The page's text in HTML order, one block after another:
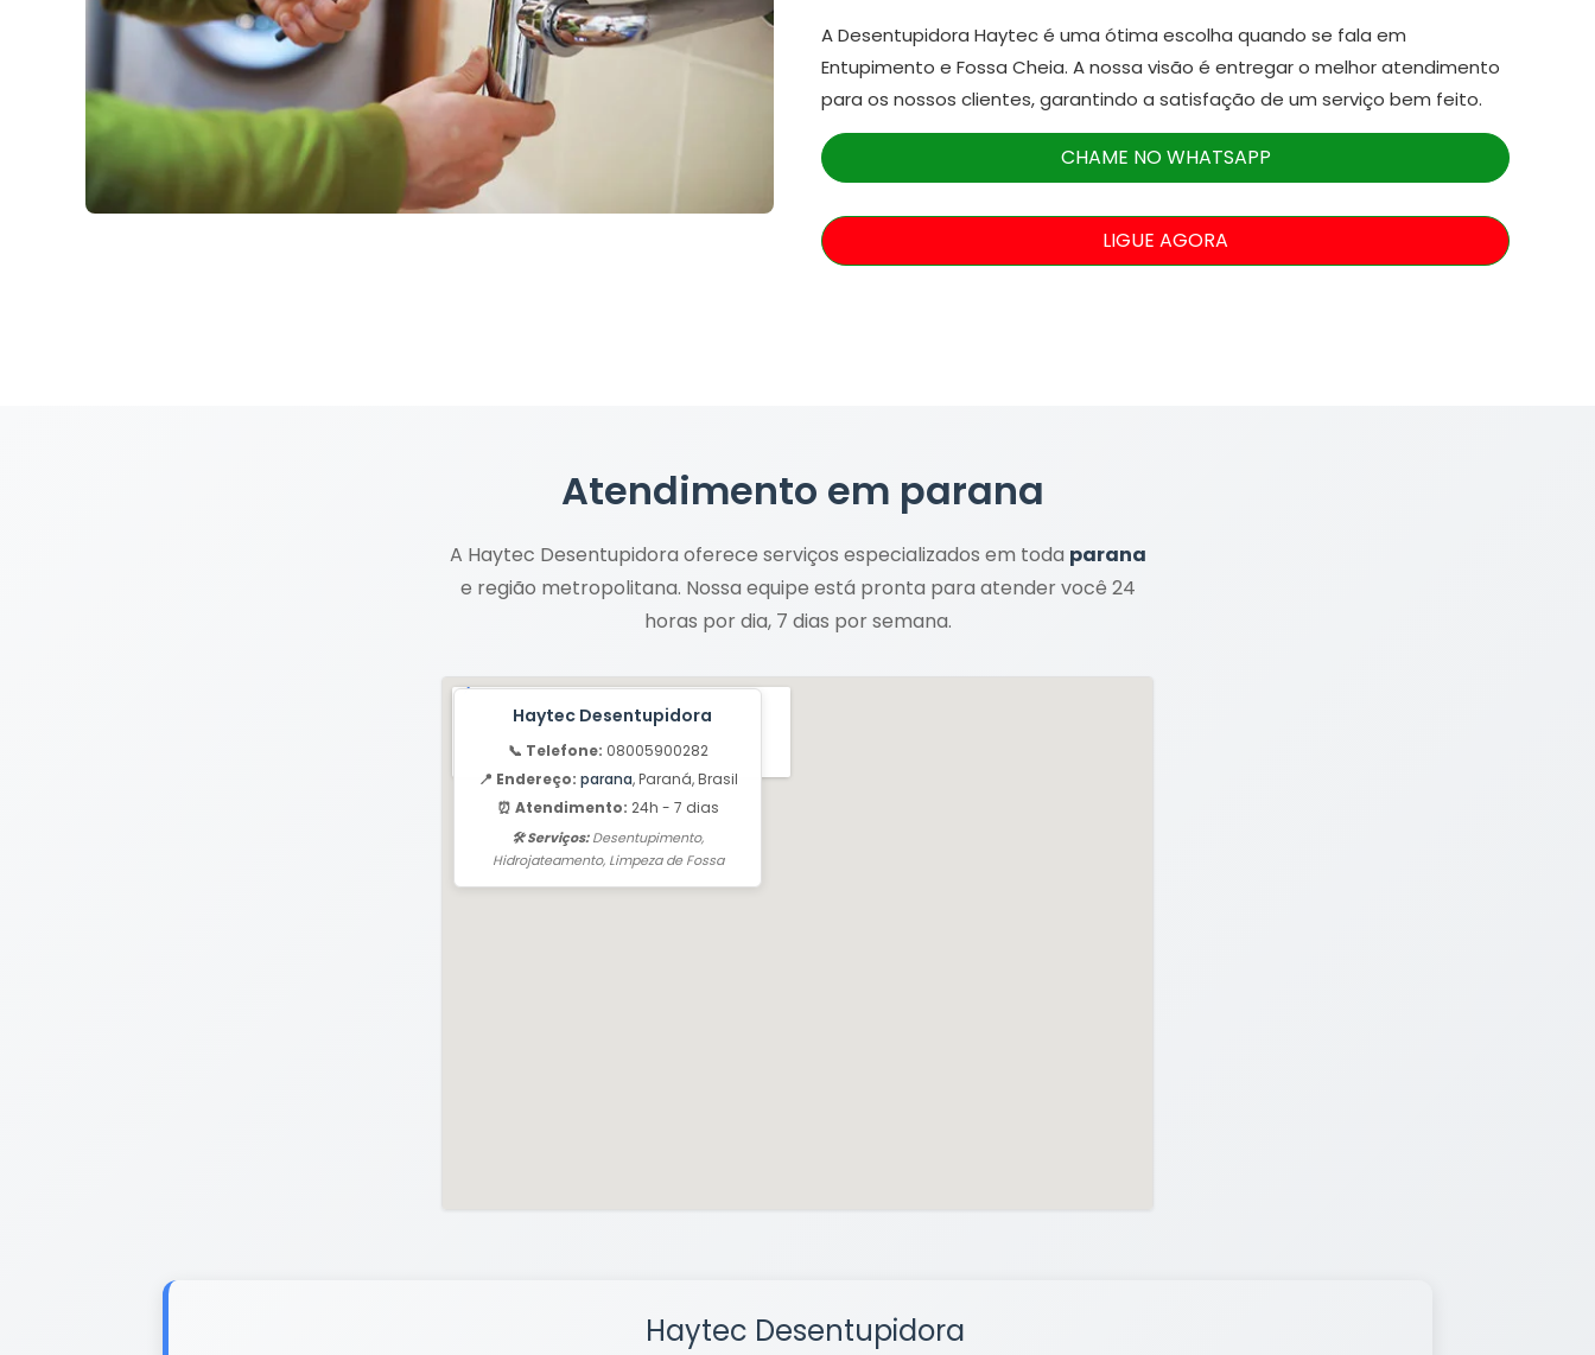
A Desentupidora Haytec é uma ótima escolha quando se fala em
Entupimento e Fossa Cheia. A nossa visão é entregar o melhor atendimento
para os nossos clientes, garantindo a satisfação de um serviço bem feito.
CHAME NO WHATSAPP
LIGUE AGORA
Atendimento em parana
A Haytec Desentupidora oferece serviços especializados em toda parana
e região metropolitana. Nossa equipe está pronta para atender você 24
horas por dia, 7 dias por semana.
Haytec Desentupidora
📞 Telefone: 08005900282
📍 Endereço: parana, Paraná, Brasil
⏰ Atendimento: 24h - 7 dias
🛠️ Serviços:Desentupimento,
Hidrojateamento, Limpeza de Fossa
Haytec Desentupidora